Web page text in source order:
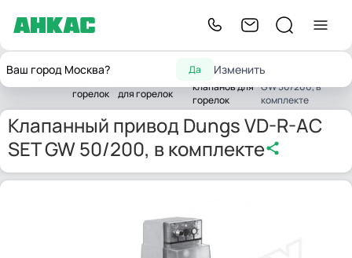
Ваш город Москва? Да Изменить
Главная
Запчасти
горелок
для горелок
части газовых
клапанов для
горелок
Dungs VD-R-AC SET
GW 50/200, в
комплекте
Клапанный привод Dungs VD-R-AC
SET GW 50/200, в комплекте